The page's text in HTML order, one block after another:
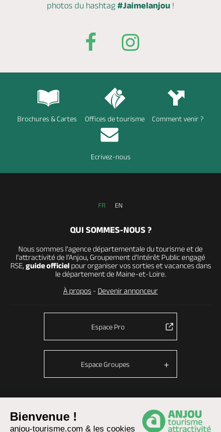
Bienvenue !
anjou-tourisme.com & les cookies
photos du hashtag #Jaimelanjou !
Brochures & Cartes Offices de tourisme Comment venir ?
Ecrivez-nous
FR EN
QUI SOMMES-NOUS ?
Nous sommes l’agence départementale du tourisme et de
l’attractivité de l’Anjou, Groupement d’Intérêt Public engagé
RSE, guide officielpour organiser vos sorties et vacances dans
le département de Maine-et-Loire.
À propos - Devenir annonceur
Espace Pro
Espace Groupes
Fonctionnement du site
Mentions légales - Données personnelles-Cookies